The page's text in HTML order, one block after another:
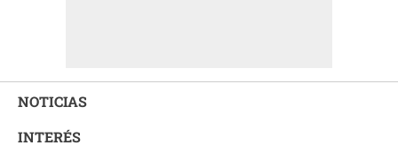
NOTICIAS
INTERÉS